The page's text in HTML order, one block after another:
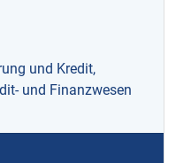
und Kredit,
und Finanzwesen